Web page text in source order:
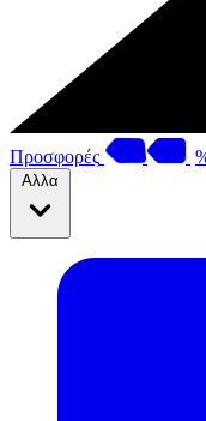
Προσφορές
Αλλα